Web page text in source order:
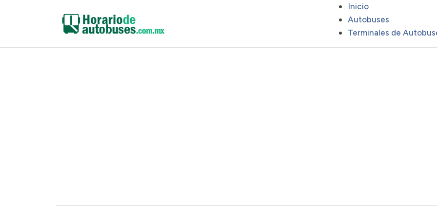
Inicio
Autobuses
Terminales de